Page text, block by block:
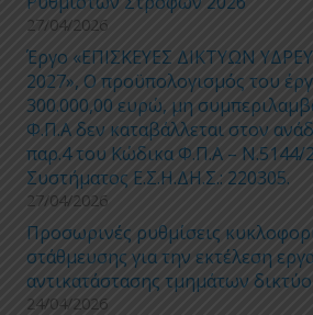
27/04/2026
Έργο «ΕΠΙΣΚΕΥΕΣ ΔΙΚΤΥΩΝ
2027», Ο προϋπολογισμός του
300.000,00 ευρώ, μη
Φ.Π.Α δεν καταβάλλεται στον
παρ.4 του Κώδικα Φ.Π.Α – Ν.5144/
Συστήματος Ε.Σ.Η.ΔΗ.Σ.: 220305.
27/04/2026
Προσωρινές ρυθμίσεις
στάθμευσης για την εκτέλεση
αντικατάστασης τμημάτων
24/04/2026